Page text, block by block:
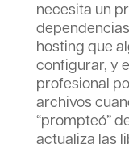
necesita un
hosting que
configurar, y
profesional
archivos
“prompteó”
actualiza las